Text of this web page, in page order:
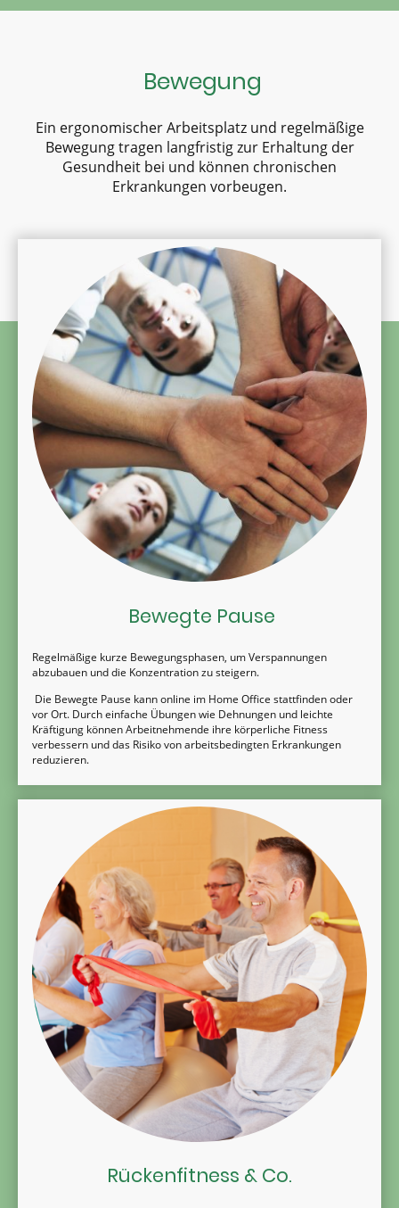
Bewegung
Ein ergonomischer Arbeitsplatz und regelmäßige
Bewegung tragen langfristig zur Erhaltung der
Gesundheit bei und können chronischen
Erkrankungen vorbeugen.
Bewegte Pause
Regelmäßige kurze Bewegungsphasen, um Verspannungen
abzubauen und die Konzentration zu steigern.
Die Bewegte Pause kann online im Home Office stattfinden oder
vor Ort. Durch einfache Übungen wie Dehnungen und leichte
Kräftigung können Arbeitnehmende ihre körperliche Fitness
verbessern und das Risiko von arbeitsbedingten Erkrankungen
reduzieren.
Rückenfitness & Co.